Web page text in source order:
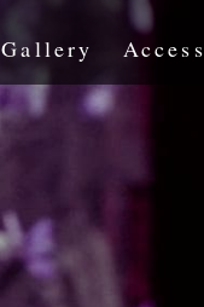
Gallery Access